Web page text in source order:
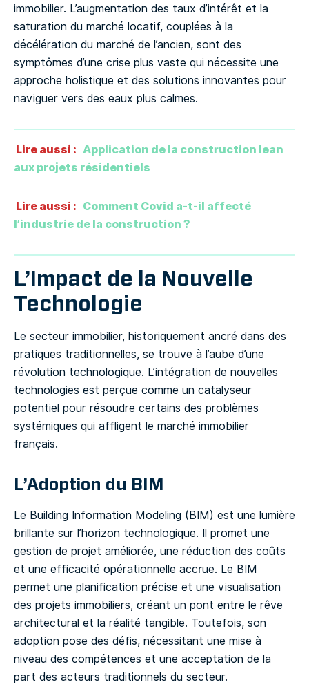
immobilier. L’augmentation des taux d’intérêt et la
saturation du marché locatif, couplées à la
décélération du marché de l’ancien, sont des
symptômes d’une crise plus vaste qui nécessite une
approche holistique et des solutions innovantes pour
naviguer vers des eaux plus calmes.
Lire aussi : Application de la construction lean
aux projets résidentiels
Lire aussi : Comment Covid a-t-il affecté
l’industrie de la construction ?
L’Impact de la Nouvelle
Technologie
Le secteur immobilier, historiquement ancré dans des
pratiques traditionnelles, se trouve à l’aube d’une
révolution technologique. L’intégration de nouvelles
technologies est perçue comme un catalyseur
potentiel pour résoudre certains des problèmes
systémiques qui affligent le marché immobilier
français.
L’Adoption du BIM
Le Building Information Modeling (BIM) est une lumière
brillante sur l’horizon technologique. Il promet une
gestion de projet améliorée, une réduction des coûts
et une efficacité opérationnelle accrue. Le BIM
permet une planification précise et une visualisation
des projets immobiliers, créant un pont entre le rêve
architectural et la réalité tangible. Toutefois, son
adoption pose des défis, nécessitant une mise à
niveau des compétences et une acceptation de la
part des acteurs traditionnels du secteur.